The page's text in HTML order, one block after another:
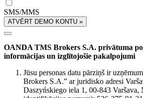
SMS/MMS
ATVĒRT DEMO KONTU »
OANDA TMS Brokers S.A. privātuma
informācijas un izglītojošie pakalpojumi
Jūsu personas datu pārziņš ir
Brokers S.A.” ar juridisko adresi
Daszyńskiego iela 1, 00-843 Varšava,